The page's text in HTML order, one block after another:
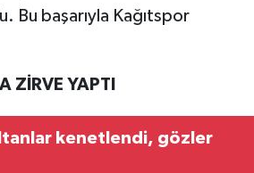
Bu başarıyla Kağıtspor
ZİRVE YAPTI
kenetlendi, gözler